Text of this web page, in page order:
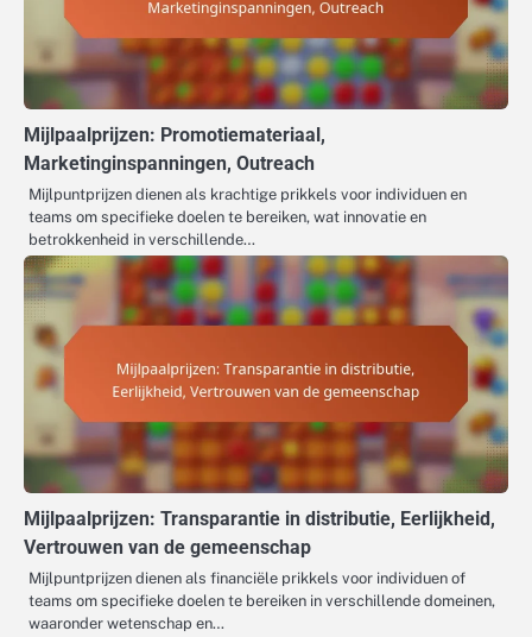
Mijlpaalprijzen: Promotiemateriaal,
Marketinginspanningen, Outreach
Mijlpuntprijzen dienen als krachtige prikkels voor individuen en
teams om specifieke doelen te bereiken, wat innovatie en
betrokkenheid in verschillende…
Mijlpaalprijzen: Transparantie in distributie, Eerlijkheid,
Vertrouwen van de gemeenschap
Mijlpuntprijzen dienen als financiële prikkels voor individuen of
teams om specifieke doelen te bereiken in verschillende domeinen,
waaronder wetenschap en…